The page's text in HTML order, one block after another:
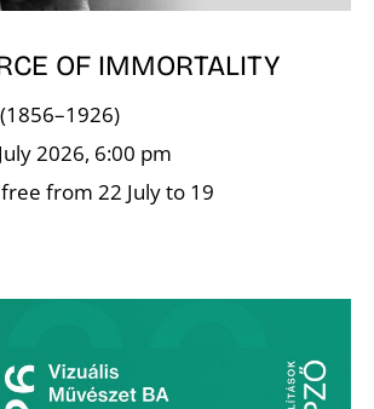
OF IMMORTALITY
2026, 6:00 pm
from 22 July to 19